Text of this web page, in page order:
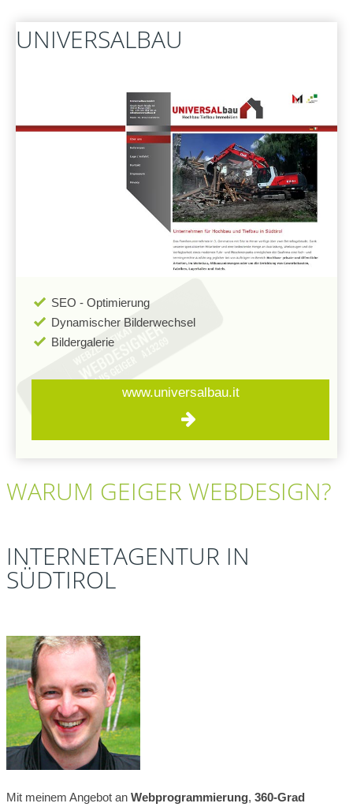
FERNWARTUNG
UNIVERSALBAU
SEO - Optimierung
Dynamischer Bilderwechsel
Bildergalerie
www.universalbau.it
WARUM GEIGER WEBDESIGN?
INTERNETAGENTUR IN
SÜDTIROL
Mit meinem Angebot an Webprogrammierung, 360-Grad